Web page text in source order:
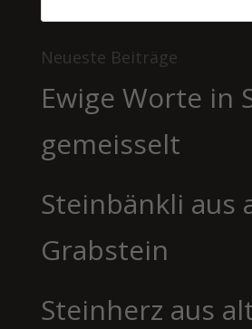
Neueste Beiträge
Ewige Worte in
gemeisselt
Steinbänkli aus
Grabstein
Steinherz aus